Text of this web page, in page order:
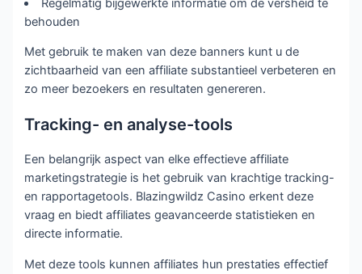
behouden
Met gebruik te maken van deze banners kunt u de
zichtbaarheid van een affiliate substantieel verbeteren en
zo meer bezoekers en resultaten genereren.
Tracking- en analyse-tools
Een belangrijk aspect van elke effectieve affiliate
marketingstrategie is het gebruik van krachtige tracking-
en rapportagetools. Blazingwildz Casino erkent deze
vraag en biedt affiliates geavanceerde statistieken en
directe informatie.
Met deze tools kunnen affiliates hun prestaties effectief